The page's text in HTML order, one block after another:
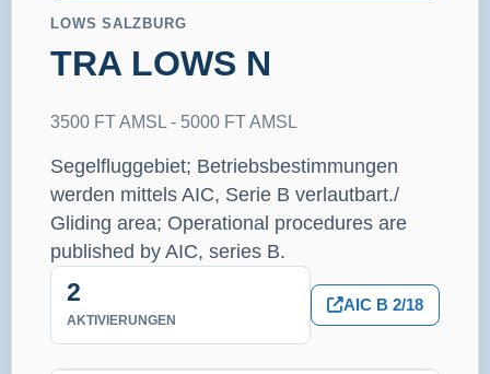
LOWS SALZBURG
TRA LOWS N
3500 FT AMSL - 5000 FT AMSL
Segelfluggebiet; Betriebsbestimmungen
werden mittels AIC, Serie B verlautbart./
Gliding area; Operational procedures are
published by AIC, series B.
2
AKTIVIERUNGEN
AIC B 2/18